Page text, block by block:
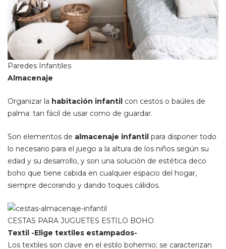
Paredes Infantiles
Almacenaje
Organizar la habitación infantil con cestos o baúles de
palma: tan fácil de usar como de guardar.
Son elementos de almacenaje infantil para disponer todo
lo necesario para el juego a la altura de los niños según su
edad y su desarrollo, y son una solución de estética deco
boho que tiene cabida en cualquier espacio del hogar,
siempre decorando y dando toques cálidos.
CESTAS PARA JUGUETES ESTILO BOHO
Textil -Elige textiles estampados-
Los textiles son clave en el estilo bohemio; se caracterizan